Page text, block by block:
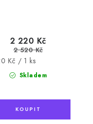
Skladem
2 220 Kč
2 520 Kč
Kč / 1 ks